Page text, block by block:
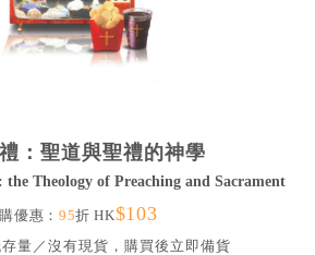
：聖道與聖禮的神學
Theology of Preaching and Sacrament
優惠： 95折 HK$103
量／沒有現貨，購買後立即備貨